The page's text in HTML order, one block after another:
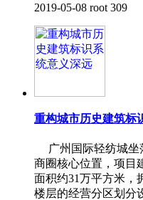
2019-05-08 root 309
重构城市历史建筑标
广州国际轻纺城坐
商圈核心位置，项目
面积约31万平方米，
楼层的经营分区划分